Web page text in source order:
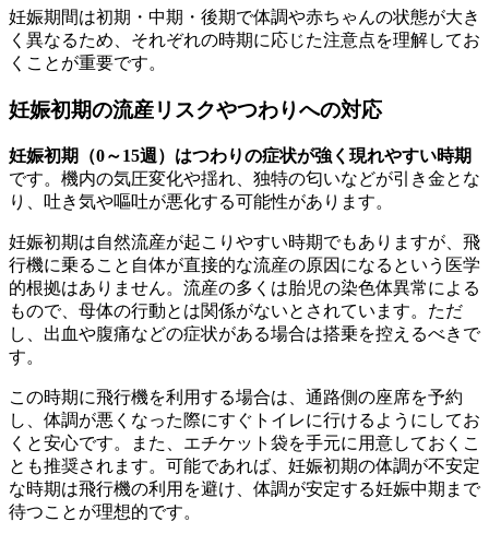
妊娠期間は初期・中期・後期で体調や赤ちゃんの状態が大き
く異なるため、それぞれの時期に応じた注意点を理解してお
くことが重要です。
妊娠初期の流産リスクやつわりへの対応
妊娠初期（0～15週）はつわりの症状が強く現れやすい時期
です。機内の気圧変化や揺れ、独特の匂いなどが引き金とな
り、吐き気や嘔吐が悪化する可能性があります。
妊娠初期は自然流産が起こりやすい時期でもありますが、飛
行機に乗ること自体が直接的な流産の原因になるという医学
的根拠はありません。流産の多くは胎児の染色体異常による
もので、母体の行動とは関係がないとされています。ただ
し、出血や腹痛などの症状がある場合は搭乗を控えるべきで
す。
この時期に飛行機を利用する場合は、通路側の座席を予約
し、体調が悪くなった際にすぐトイレに行けるようにしてお
くと安心です。また、エチケット袋を手元に用意しておくこ
とも推奨されます。可能であれば、妊娠初期の体調が不安定
な時期は飛行機の利用を避け、体調が安定する妊娠中期まで
待つことが理想的です。